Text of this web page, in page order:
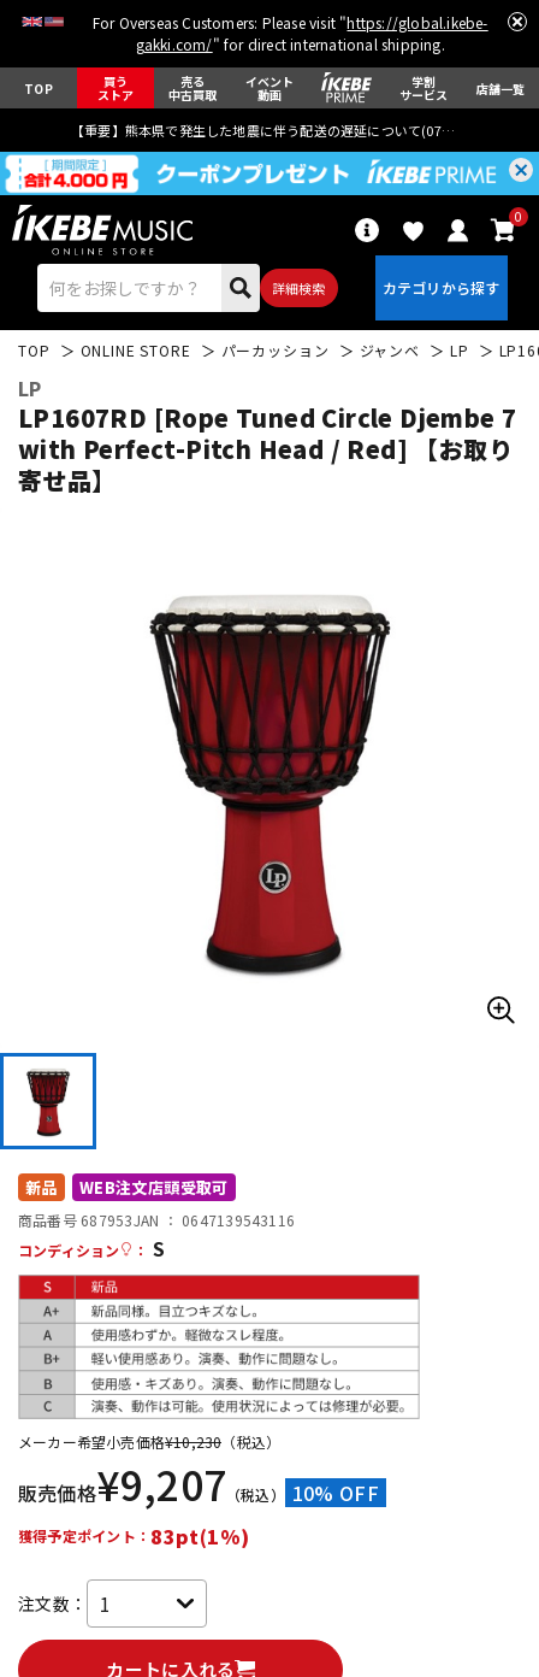
For Overseas Customers: Please visit "https://global.ikebe-
gakki.com/" for direct international shipping.
TOP 買う
ストア
売る
中古買取
イベント
動画
学割
サービス 店舗一覧
【重要】熊本県で発生した地震に伴う配送の遅延について(07月29日
詳細検索
0
パーカッション
電子ピアノ
配信/ライブ機器
TOP ONLINE STORE パーカッション ジャンベ LP
LP
LP1607RD [Rope Tuned Circle Djembe 7
with Perfect-Pitch Head / Red] 【お取り
寄せ品】
新品 WEB注文店頭受取可
商品番号 687953JAN ： 0647139543116
コンディション
： S
メーカー希望小売価格¥10,230 （税込）
販売価格¥9,207 （税込） 10% OFF
獲得予定ポイント： 83pt(1%)
注文数：
カートに入れる